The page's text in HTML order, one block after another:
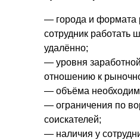
— города и формата
сотрудник работать
удалённо;
— уровня
отношению к
— объёма
— ограничения по
соискателей;
— наличия у